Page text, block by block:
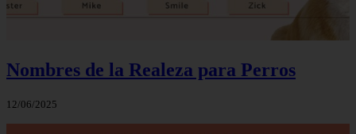
Nombres de la Realeza para Perros
12/06/2025